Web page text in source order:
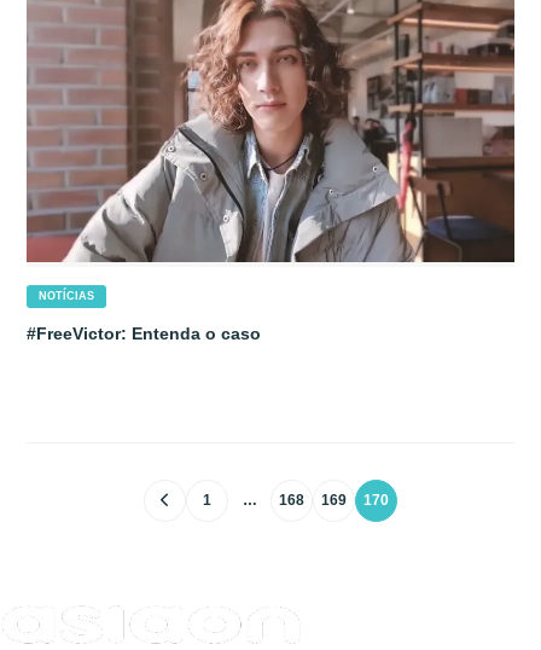
NOTÍCIAS
#FreeVictor: Entenda o caso
1 … 168 169 170